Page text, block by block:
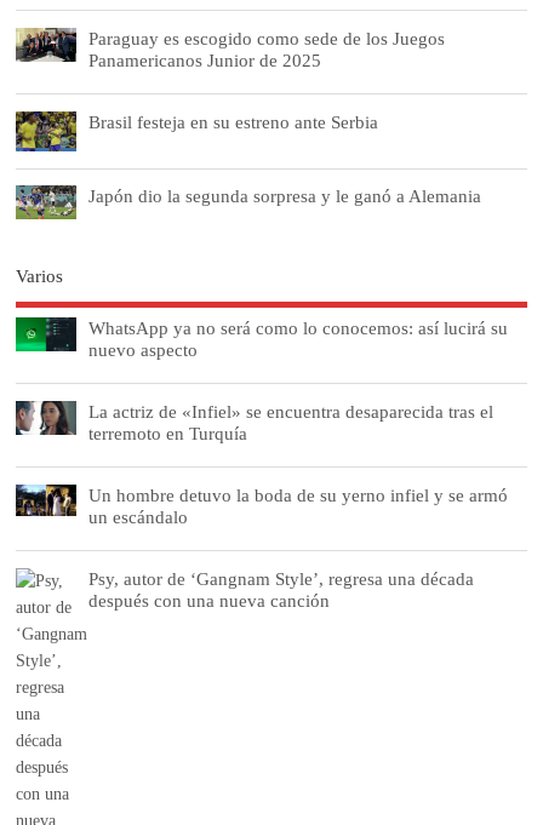
Paraguay es escogido como sede de los Juegos
Panamericanos Junior de 2025
Brasil festeja en su estreno ante Serbia
Japón dio la segunda sorpresa y le ganó a Alemania
Varios
WhatsApp ya no será como lo conocemos: así lucirá su
nuevo aspecto
La actriz de «Infiel» se encuentra desaparecida tras el
terremoto en Turquía
Un hombre detuvo la boda de su yerno infiel y se armó
un escándalo
Psy, autor de ‘Gangnam Style’, regresa una década
después con una nueva canción